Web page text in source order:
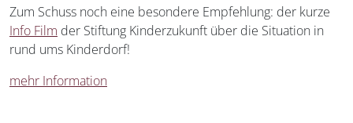
Zum Schuss noch eine besondere Empfehlung: der kurze
Info Film der Stiftung Kinderzukunft über die Situation in
rund ums Kinderdorf!
mehr Information